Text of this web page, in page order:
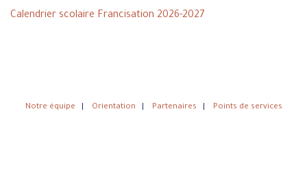
Calendrier scolaire Francisation 2026-2027
Notre équipe Orientation Partenaires Points de services